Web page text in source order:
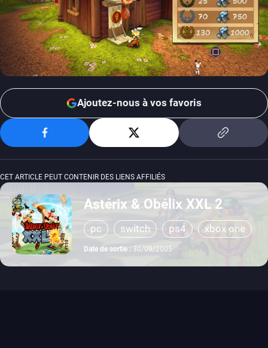
Ajoutez-nous à vos favoris
CET ARTICLE PEUT CONTENIR DES LIENS AFFILIÉS
Astérix & Obélix XXL 2
pc switch ps4
xbox one
playstation 2
Date de sortie : 30/09/2005